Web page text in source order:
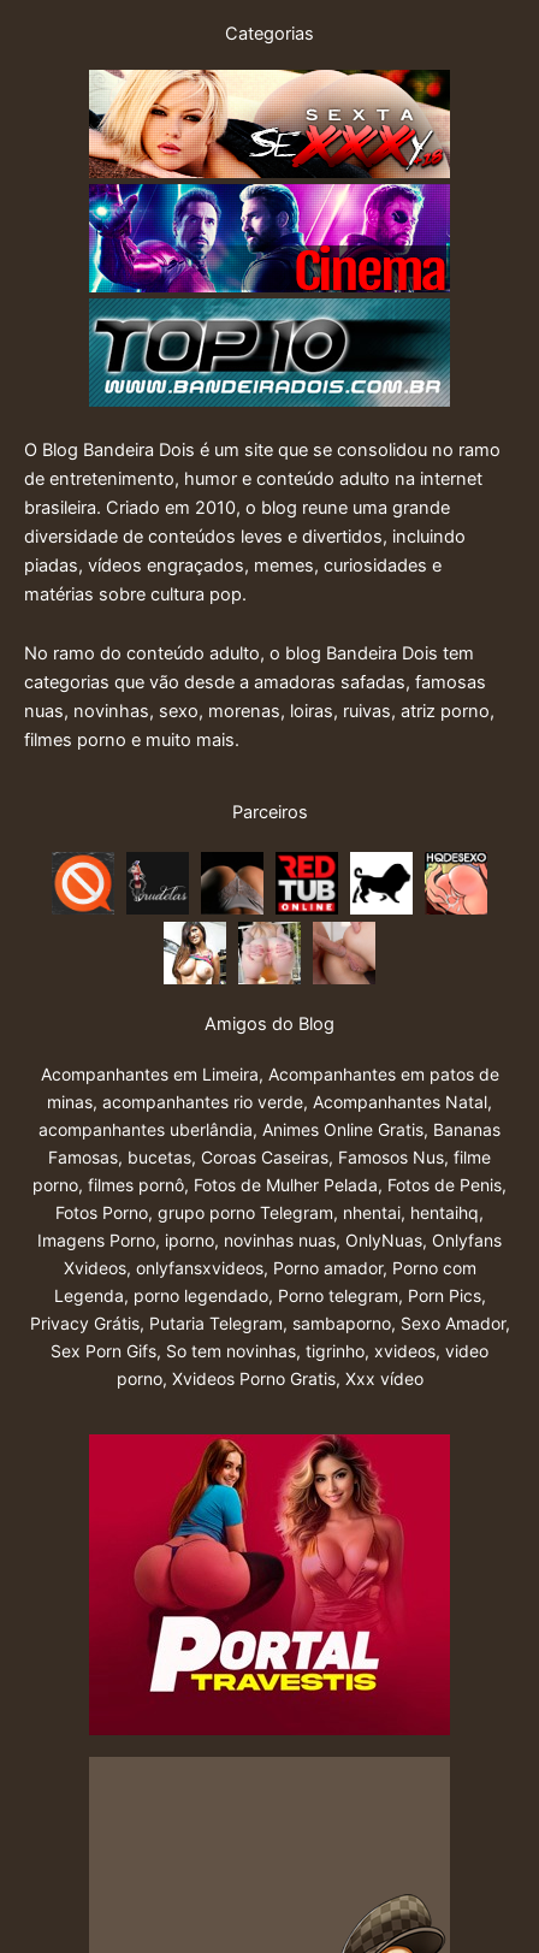
Categorias
O Blog Bandeira Dois é um site que se consolidou no ramo
de entretenimento, humor e conteúdo adulto na internet
brasileira. Criado em 2010, o blog reune uma grande
diversidade de conteúdos leves e divertidos, incluindo
piadas, vídeos engraçados, memes, curiosidades e
matérias sobre cultura pop.
No ramo do conteúdo adulto, o blog Bandeira Dois tem
categorias que vão desde a amadoras safadas, famosas
nuas, novinhas, sexo, morenas, loiras, ruivas, atriz porno,
filmes porno e muito mais.
Parceiros
Amigos do Blog
Acompanhantes em Limeira, Acompanhantes em patos de
minas, acompanhantes rio verde, Acompanhantes Natal,
acompanhantes uberlândia, Animes Online Gratis, Bananas
Famosas, bucetas, Coroas Caseiras, Famosos Nus, filme
porno, filmes pornô, Fotos de Mulher Pelada, Fotos de Penis,
Fotos Porno, grupo porno Telegram, nhentai, hentaihq,
Imagens Porno, iporno, novinhas nuas, OnlyNuas, Onlyfans
Xvideos, onlyfansxvideos, Porno amador, Porno com
Legenda, porno legendado, Porno telegram, Porn Pics,
Privacy Grátis, Putaria Telegram, sambaporno, Sexo Amador,
Sex Porn Gifs, So tem novinhas, tigrinho, xvideos, video
porno, Xvideos Porno Gratis, Xxx vídeo